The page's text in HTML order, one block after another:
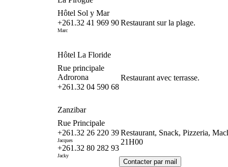
Hôtel Sol y Mar
+261.32 41 969 90
Marc
Restaurant sur la plage.
Hôtel La Floride
Rue principale
Adrorona
+261.32 04 590 68
Restaurant avec terrasse.
Zanzibar
Rue Principale
+261.32 26 220 39
Jacques
+261.32 80 282 93
Jacky
Restaurant, Snack, Pizzeria,
21H00